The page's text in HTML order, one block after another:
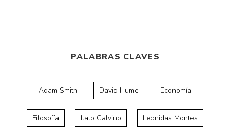
PALABRAS CLAVES
Adam Smith David Hume Economía
Filosofía Italo Calvino Leonidas Montes